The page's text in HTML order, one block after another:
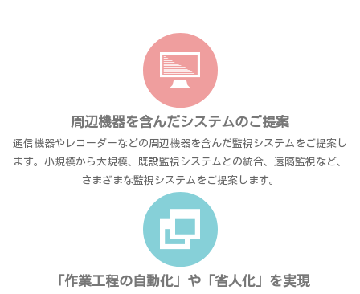
周辺機器を含んだシステムのご提案
通信機器やレコーダーなどの周辺機器を含んだ監視システムをご提案し
ます。小規模から大規模、既設監視システムとの統合、遠隔監視など、
さまざまな監視システムをご提案します。
「作業工程の自動化」や「省人化」を実現